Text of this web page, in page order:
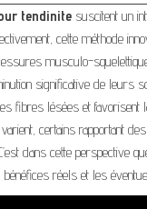
tendinite suscitent un
cette méthode
musculo-
significative de leurs
fibres lésées et favorisent
certains rapportant
dans cette perspective
réels et les